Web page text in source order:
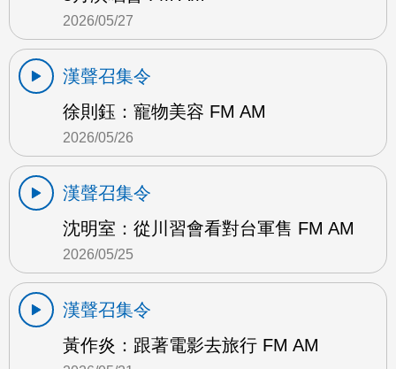
2026/05/27
漢聲召集令
徐則鈺：寵物美容 FM AM
2026/05/26
漢聲召集令
沈明室：從川習會看對台軍售 FM AM
2026/05/25
漢聲召集令
黃作炎：跟著電影去旅行 FM AM